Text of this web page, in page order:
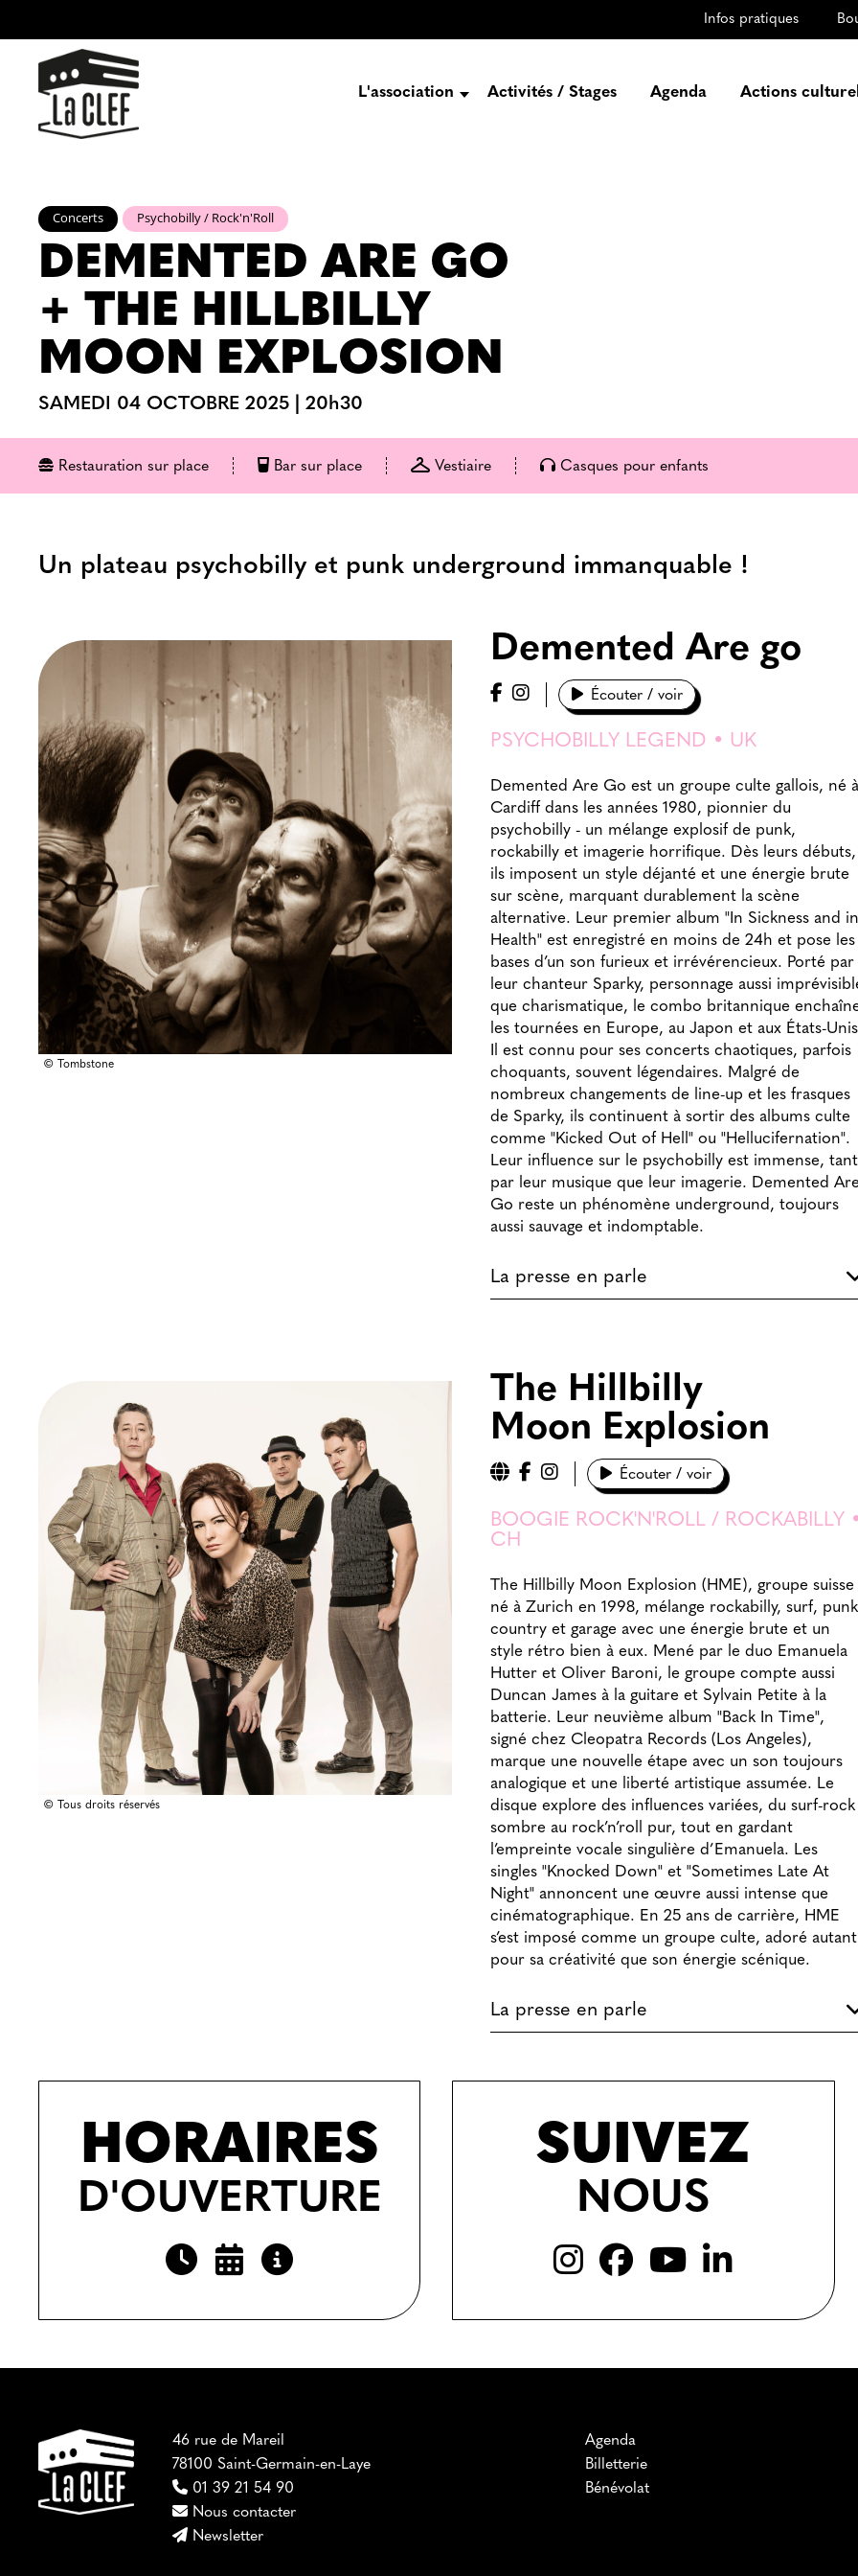
Infos pratiques
L'association
Engagez-vous
Partenaires
Activités / Stages Agenda Actions
Concerts Psychobilly / Rock'n'Roll
DEMENTED ARE GO
THE HILLBILLY
MOON EXPLOSION
SAMEDI 04 OCTOBRE 2025 20h30
Restauration sur place Bar sur place Vestiaire Casques pour enfants
Un plateau psychobilly et punk underground immanquable !
© Tombstone
Demented Are go
Écouter / voir
PSYCHOBILLY LEGEND • UK
Demented Are Go est un groupe culte gallois, né à
Cardiff dans les années 1980, pionnier du
psychobilly - un mélange explosif de punk,
rockabilly et imagerie horrifique. Dès leurs débuts,
ils imposent un style déjanté et une énergie brute
sur scène, marquant durablement la scène
alternative. Leur premier album "In Sickness and in
Health" est enregistré en moins de 24h et pose les
bases d’un son furieux et irrévérencieux. Porté par
leur chanteur Sparky, personnage aussi
que charismatique, le combo britannique
les tournées en Europe, au Japon et aux États-
Il est connu pour ses concerts chaotiques, parfois
choquants, souvent légendaires. Malgré de
nombreux changements de line-up et les frasques
de Sparky, ils continuent à sortir des albums culte
comme "Kicked Out of Hell" ou "Hellucifernation".
Leur influence sur le psychobilly est immense, tant
par leur musique que leur imagerie. Demented
Go reste un phénomène underground, toujours
aussi sauvage et indomptable.
La presse en parle
© Tous droits réservés
The Hillbilly
Moon Explosion
Écouter / voir
BOOGIE ROCK'N'ROLL / ROCKABILLY •
CH
The Hillbilly Moon Explosion (HME), groupe suisse
né à Zurich en 1998, mélange rockabilly, surf,
country et garage avec une énergie brute et un
style rétro bien à eux. Mené par le duo Emanuela
Hutter et Oliver Baroni, le groupe compte aussi
Duncan James à la guitare et Sylvain Petite à la
batterie. Leur neuvième album "Back In Time",
signé chez Cleopatra Records (Los Angeles),
marque une nouvelle étape avec un son toujours
analogique et une liberté artistique assumée. Le
disque explore des influences variées, du surf-rock
sombre au rock’n’roll pur, tout en gardant
l’empreinte vocale singulière d’Emanuela. Les
singles "Knocked Down" et "Sometimes Late At
Night" annoncent une œuvre aussi intense que
cinématographique. En 25 ans de carrière, HME
s’est imposé comme un groupe culte, adoré autant
pour sa créativité que son énergie scénique.
La presse en parle
HORAIRES
D'OUVERTURE
SUIVEZ
NOUS
46 rue de Mareil
78100 Saint-Germain-en-Laye
01 39 21 54 90
Nous contacter
Newsletter
Agenda
Billetterie
Bénévolat